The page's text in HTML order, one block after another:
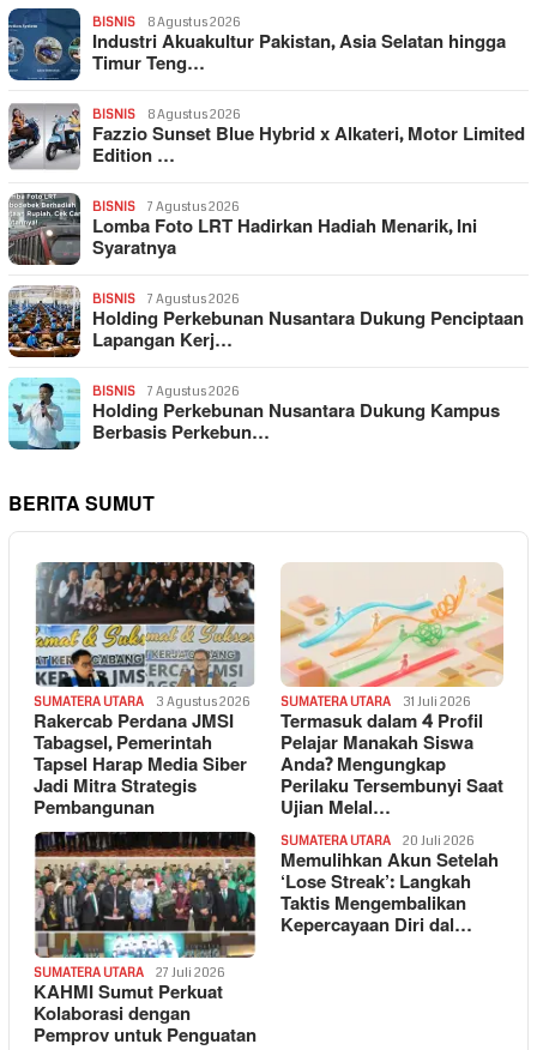
BISNIS 8 Agustus 2026
Industri Akuakultur Pakistan, Asia Selatan hingga
Timur Teng…
BISNIS 8 Agustus 2026
Fazzio Sunset Blue Hybrid x Alkateri, Motor Limited
Edition …
BISNIS 7 Agustus 2026
Lomba Foto LRT Hadirkan Hadiah Menarik, Ini
Syaratnya
BISNIS 7 Agustus 2026
Holding Perkebunan Nusantara Dukung Penciptaan
Lapangan Kerj…
BISNIS 7 Agustus 2026
Holding Perkebunan Nusantara Dukung Kampus
Berbasis Perkebun…
BERITA SUMUT
SUMATERA UTARA 3 Agustus 2026
Rakercab Perdana JMSI
Tabagsel, Pemerintah
Tapsel Harap Media Siber
Jadi Mitra Strategis
Pembangunan
SUMATERA UTARA 31 Juli 2026
Termasuk dalam 4 Profil
Pelajar Manakah Siswa
Anda? Mengungkap
Perilaku Tersembunyi Saat
Ujian Melal…
SUMATERA UTARA 27 Juli 2026
KAHMI Sumut Perkuat
Kolaborasi dengan
Pemprov untuk Penguatan
SUMATERA UTARA 20 Juli 2026
Memulihkan Akun Setelah
‘Lose Streak’: Langkah
Taktis Mengembalikan
Kepercayaan Diri dal…